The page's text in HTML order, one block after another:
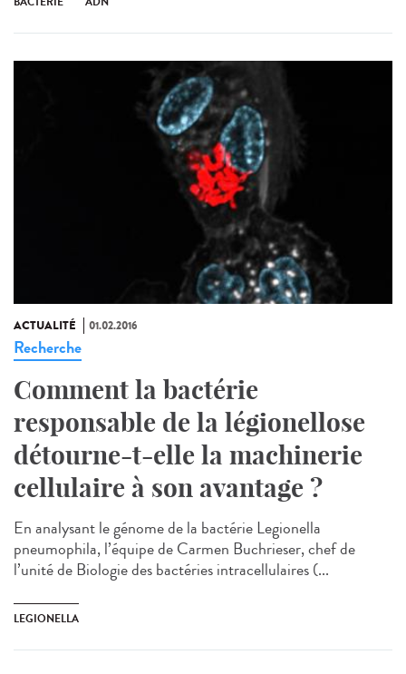
ACTUALITÉ 01.02.2016
Recherche
Comment la bactérie
responsable de la légionellose
détourne-t-elle la machinerie
cellulaire à son avantage ?
En analysant le génome de la bactérie Legionella
pneumophila, l’équipe de Carmen Buchrieser, chef de
l’unité de Biologie des bactéries intracellulaires (...
LEGIONELLA